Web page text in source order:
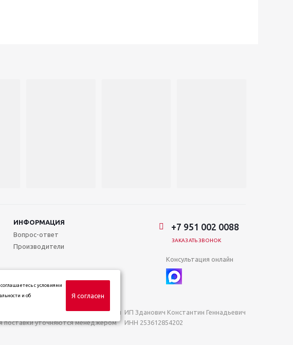
ИНФОРМАЦИЯ
Вопрос-ответ
Производители
+7 951 002 0088
ЗАКАЗАТЬ ЗВОНОК
Консультация онлайн
определяемой положениями
поставки уточняются менеджером
ИП Зданович Константин Геннадьевич
ИНН 253612854202
с условиями
и об
Я согласен